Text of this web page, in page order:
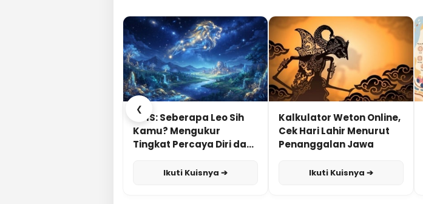
❮
KUIS: Seberapa Leo Sih
Kamu? Mengukur
Tingkat Percaya Diri dan
Ikuti Kuisnya ➔
Kalkulator Weton Online,
Cek Hari Lahir Menurut
Penanggalan Jawa
Ikuti Kuisnya ➔